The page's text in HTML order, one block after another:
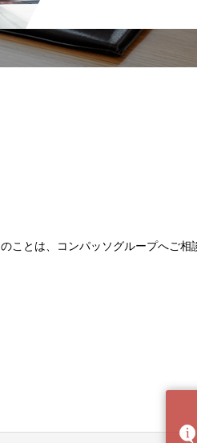
ことは、コンパッソグループへご相